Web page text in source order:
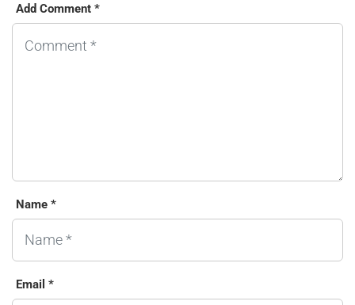
Add Comment *
Name *
Email *